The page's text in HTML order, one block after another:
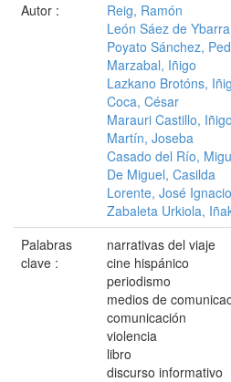
Autor :
Reig, Ramón
León Sáez de
Poyato Sánchez,
Marzabal, Iñigo
Lazkano Brotóns,
Coca, César
Marauri Castillo, Iñigo
Martín, Joseba
Casado del Río,
De Miguel, Casilda
Lorente, José Ignacio
Zabaleta Urkiola,
Palabras
clave :
narrativas del viaje
cine hispánico
periodismo
medios de
comunicación
violencia
libro
discurso informativo